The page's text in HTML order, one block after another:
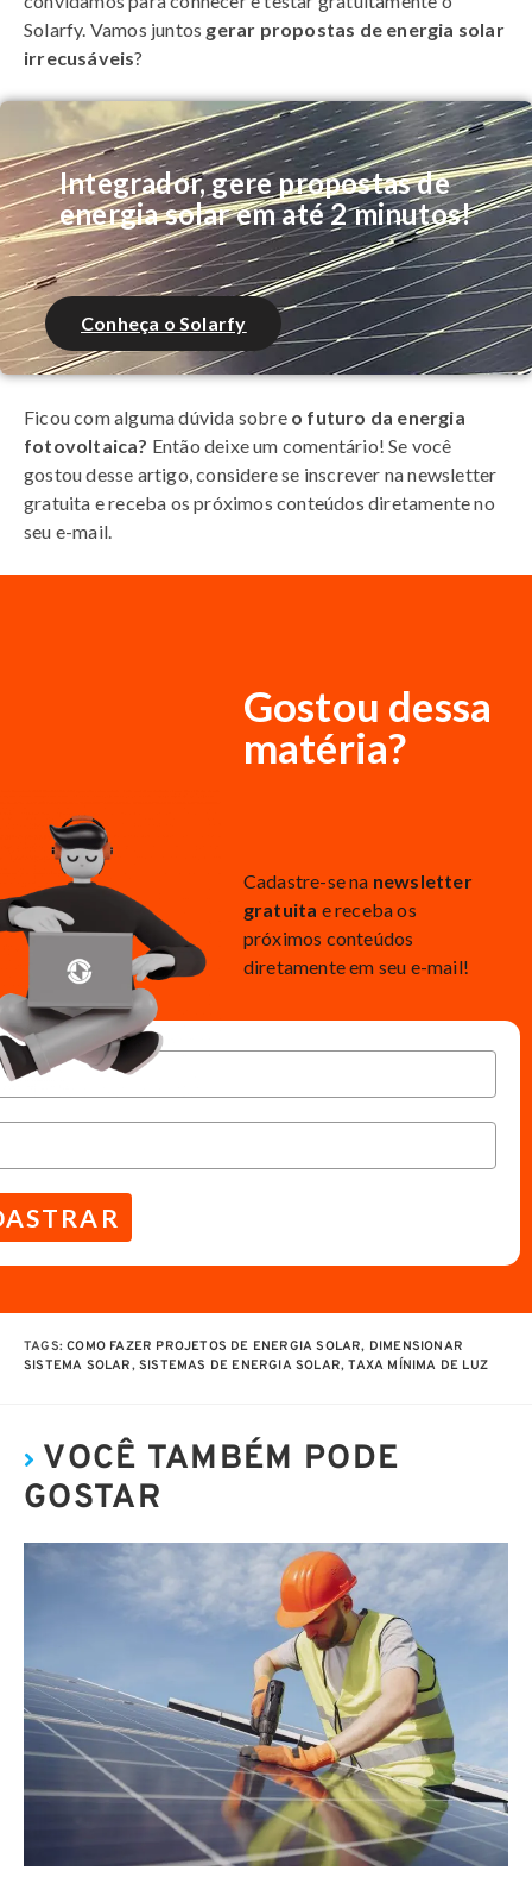
Solarfy. Vamos juntos gerar propostas de energia solar
irrecusáveis?
Integrador, gere propostas de
energia solar em até 2 minutos!
Conheça o Solarfy
Ficou com alguma dúvida sobre o futuro da energia
fotovoltaica? Então deixe um comentário! Se você
gostou desse artigo, considere se inscrever na newsletter
gratuita e receba os próximos conteúdos diretamente no
seu e-mail.
Gostou dessa
matéria?
Cadastre-se na newsletter
gratuita e receba os
próximos conteúdos
diretamente em seu e-mail!
TAGS:COMO FAZER PROJETOS DE ENERGIA SOLAR, DIMENSIONAR
SISTEMA SOLAR, SISTEMAS DE ENERGIA SOLAR, TAXA MÍNIMA DE LUZ
VOCÊ TAMBÉM PODE
GOSTAR